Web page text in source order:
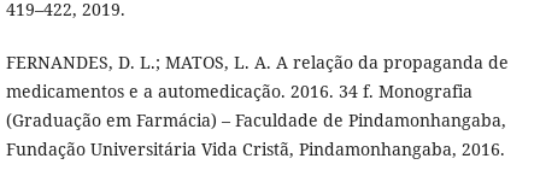
419–422, 2019.
FERNANDES, D. L.; MATOS, L. A. A relação da propaganda de
medicamentos e a automedicação. 2016. 34 f. Monografia
(Graduação em Farmácia) – Faculdade de Pindamonhangaba,
Fundação Universitária Vida Cristã, Pindamonhangaba, 2016.